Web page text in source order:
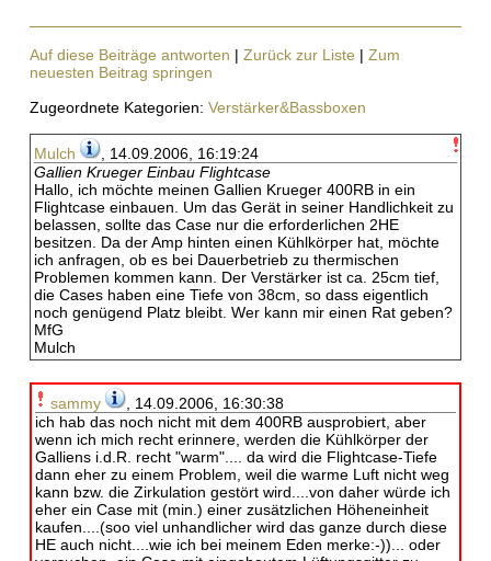
Auf diese Beiträge antworten | Zurück zur Liste | Zum
neuesten Beitrag springen
Zugeordnete Kategorien: Verstärker&Bassboxen
Mulch
, 14.09.2006, 16:19:24
Gallien Krueger Einbau Flightcase
Hallo, ich möchte meinen Gallien Krueger 400RB in ein
Flightcase einbauen. Um das Gerät in seiner Handlichkeit zu
belassen, sollte das Case nur die erforderlichen 2HE
besitzen. Da der Amp hinten einen Kühlkörper hat, möchte
ich anfragen, ob es bei Dauerbetrieb zu thermischen
Problemen kommen kann. Der Verstärker ist ca. 25cm tief,
die Cases haben eine Tiefe von 38cm, so dass eigentlich
noch genügend Platz bleibt. Wer kann mir einen Rat geben?
MfG
Mulch
sammy
, 14.09.2006, 16:30:38
ich hab das noch nicht mit dem 400RB ausprobiert, aber
wenn ich mich recht erinnere, werden die Kühlkörper der
Galliens i.d.R. recht "warm".... da wird die Flightcase-Tiefe
dann eher zu einem Problem, weil die warme Luft nicht weg
kann bzw. die Zirkulation gestört wird....von daher würde ich
eher ein Case mit (min.) einer zusätzlichen Höheneinheit
kaufen....(soo viel unhandlicher wird das ganze durch diese
HE auch nicht....wie ich bei meinem Eden merke:-))... oder